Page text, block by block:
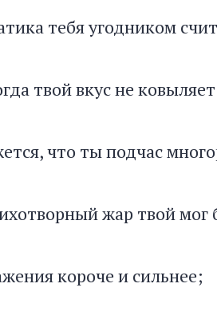
тебя угодником
твой вкус не
что ты подчас
жар твой мог
короче и сильнее;